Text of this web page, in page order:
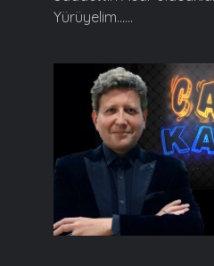
Yürüyelim......